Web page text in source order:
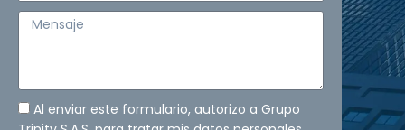
Mensaje
Al enviar este formulario, autorizo a Grupo